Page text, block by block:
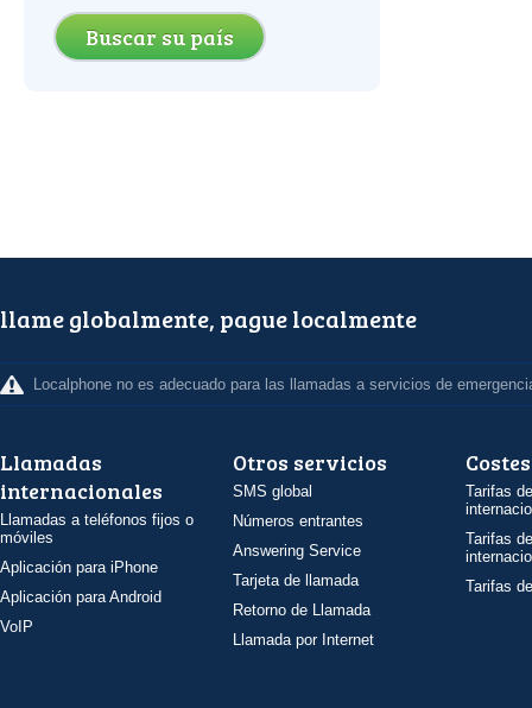
Buscar su país
llame globalmente, pague localmente
Localphone no es adecuado para las llamadas a servicios de
Llamadas
internacionales
Llamadas a teléfonos fijos o
móviles
Aplicación para iPhone
Aplicación para Android
VoIP
Otros servicios
SMS global
Números entrantes
Answering Service
Tarjeta de llamada
Retorno de Llamada
Llamada por Internet
Costes
Tarifas
Tarifas
Tarifas